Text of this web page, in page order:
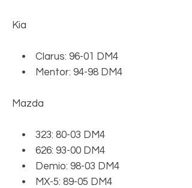
Kia
• Clarus: 96-01 DM4
• Mentor: 94-98 DM4
Mazda
• 323: 80-03 DM4
• 626: 93-00 DM4
• Demio: 98-03 DM4
• MX-5: 89-05 DM4